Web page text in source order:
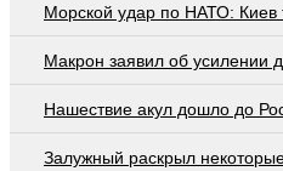
Морской удар по НАТО: Киев
Макрон заявил об усилении
Нашествие акул дошло до
Залужный раскрыл